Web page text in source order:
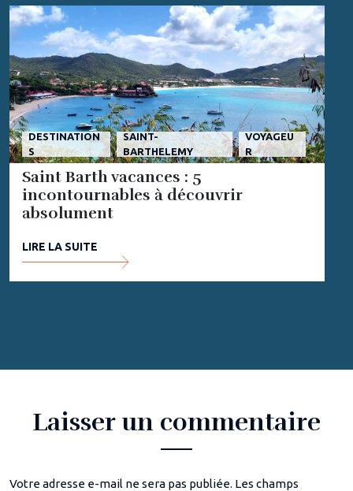
DESTINATION
S
SAINT-
BARTHELEMY
VOYAGEU
R
Saint Barth vacances : 5
incontournables à découvrir
absolument
LIRE LA SUITE
Laisser un commentaire
Votre adresse e-mail ne sera pas publiée. Les champs